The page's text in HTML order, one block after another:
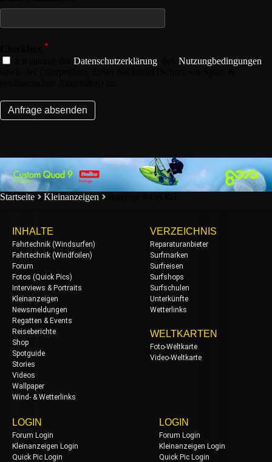
*
Datenschutzerklärung
Nutzungbedingungen
Startseite Kleinanzeigen
INHALTE
Fahrtechnik (Windsurfen)
Fahrtechnik (Windfoilen)
Forum
Fotos (Quick Pics)
Interviews & Portraits
Kleinanzeigen
Newsmeldungen
Regatten & Events
Reiseberichte
Shop
Spotguide
Stories
Videos
Wallpaper
Wind- & Wetterlinks
VERZEICHNIS
Reparaturanbieter
Surfmarken
Surfreisen
Surfshops
Surfschulen
Unterkünfte
Wetterlinks
WELTKARTEN
Foto-Weltkarte
Video-Weltkarte
LOGIN
Forum Login
Kleinanzeigen Login
Quick Pic Login
LOGIN
Forum Login
Kleinanzeigen Login
Quick Pic Login